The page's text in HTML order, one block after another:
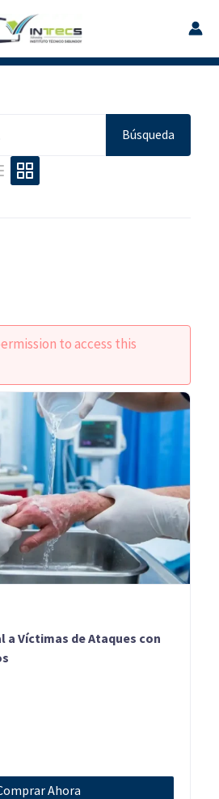
Búsqueda
to access this
Víctimas de Ataques con
Ahora